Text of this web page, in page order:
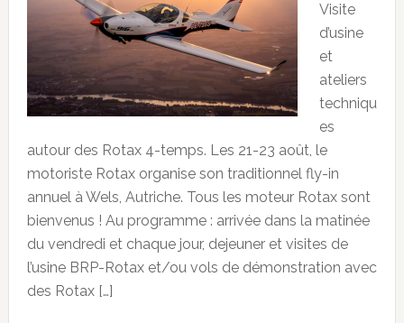
Visite
d’usine
et
ateliers
techniqu
es
autour des Rotax 4-temps. Les 21-23 août, le
motoriste Rotax organise son traditionnel fly-in
annuel à Wels, Autriche. Tous les moteur Rotax sont
bienvenus ! Au programme : arrivée dans la matinée
du vendredi et chaque jour, dejeuner et visites de
l’usine BRP-Rotax et/ou vols de démonstration avec
des Rotax […]